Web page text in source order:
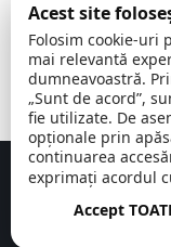
08:00 -
16:30
, vineri:
08:00 -
14:00
Comuna Cerchezu
Concept realizat
Acest site
Folosim cookie-uri
mai relevantă
dumneavoastră.
„Sunt de acord”,
fie utilizate. De
opționale prin
continuarea
exprimați acordul
Accept